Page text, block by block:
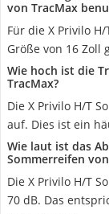
von TracMax
Für die X Privilo
Größe von 16 Zoll
Wie hoch ist die
TracMax?
Die X Privilo H/T
auf. Dies ist ein
Wie laut ist das
Sommerreifen
Die X Privilo H/T
70 dB. Das